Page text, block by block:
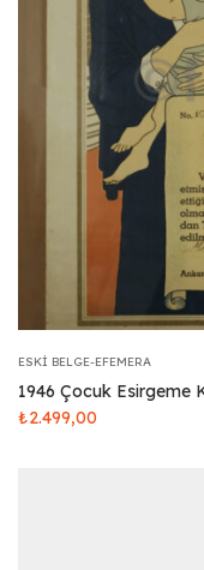
ESKI BELGE-EFEMERA
1946 Çocuk Esirgeme
₺2.499,00